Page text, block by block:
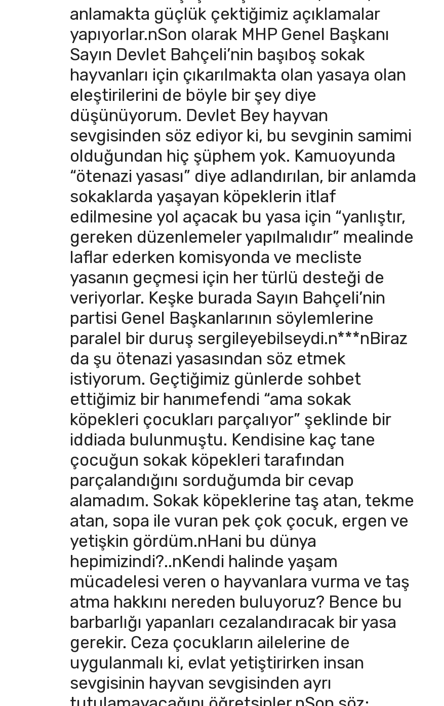
anlamakta güçlük çektiğimiz açıklamalar
yapıyorlar.nSon olarak MHP Genel Başkanı
Sayın Devlet Bahçeli’nin başıboş sokak
hayvanları için çıkarılmakta olan yasaya olan
eleştirilerini de böyle bir şey diye
düşünüyorum. Devlet Bey hayvan
sevgisinden söz ediyor ki, bu sevginin samimi
olduğundan hiç şüphem yok. Kamuoyunda
“ötenazi yasası” diye adlandırılan, bir anlamda
sokaklarda yaşayan köpeklerin itlaf
edilmesine yol açacak bu yasa için “yanlıştır,
gereken düzenlemeler yapılmalıdır” mealinde
laflar ederken komisyonda ve mecliste
yasanın geçmesi için her türlü desteği de
veriyorlar. Keşke burada Sayın Bahçeli’nin
partisi Genel Başkanlarının söylemlerine
paralel bir duruş sergileyebilseydi.n***nBiraz
da şu ötenazi yasasından söz etmek
istiyorum. Geçtiğimiz günlerde sohbet
ettiğimiz bir hanımefendi “ama sokak
köpekleri çocukları parçalıyor” şeklinde bir
iddiada bulunmuştu. Kendisine kaç tane
çocuğun sokak köpekleri tarafından
parçalandığını sorduğumda bir cevap
alamadım. Sokak köpeklerine taş atan, tekme
atan, sopa ile vuran pek çok çocuk, ergen ve
yetişkin gördüm.nHani bu dünya
hepimizindi?..nKendi halinde yaşam
mücadelesi veren o hayvanlara vurma ve taş
atma hakkını nereden buluyoruz? Bence bu
barbarlığı yapanları cezalandıracak bir yasa
gerekir. Ceza çocukların ailelerine de
uygulanmalı ki, evlat yetiştirirken insan
sevgisinin hayvan sevgisinden ayrı